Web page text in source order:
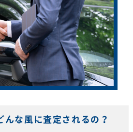
んな風に査定されるの？